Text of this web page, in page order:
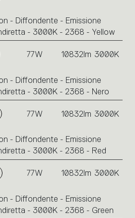
- Diffondente - Emissione
- 3000K - 2368 - Yellow
77W 10832lm 3000K
- Diffondente - Emissione
- 3000K - 2368 - Nero
77W 10832lm 3000K
- Diffondente - Emissione
- 3000K - 2368 - Red
77W 10832lm 3000K
- Diffondente - Emissione
- 3000K - 2368 - Green